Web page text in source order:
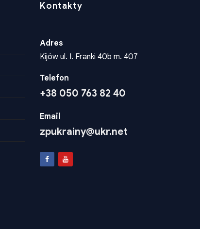
Kontakty
Adres
Kijów ul. I. Franki 40b m. 407
Telefon
+38 050 763 82 40
Email
zpukrainy@ukr.net